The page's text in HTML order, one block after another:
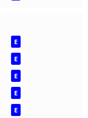
E
E
E
E
E